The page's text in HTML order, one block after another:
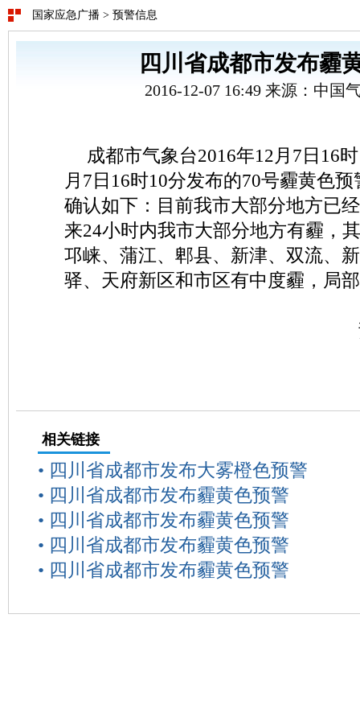
国家应急广播 > 预警信息
四川省成都市发布霾
2016-12-07 16:49 来源：中国
成都市气象台2016年12月7日16
月7日16时10分发布的70号霾黄色
确认如下：目前我市大部分地方已
来24小时内我市大部分地方有霾，
邛崃、蒲江、郫县、新津、双流、
驿、天府新区和市区有中度霾，局
相关链接
• 四川省成都市发布大雾橙色预警
• 四川省成都市发布霾黄色预警
• 四川省成都市发布霾黄色预警
• 四川省成都市发布霾黄色预警
• 四川省成都市发布霾黄色预警